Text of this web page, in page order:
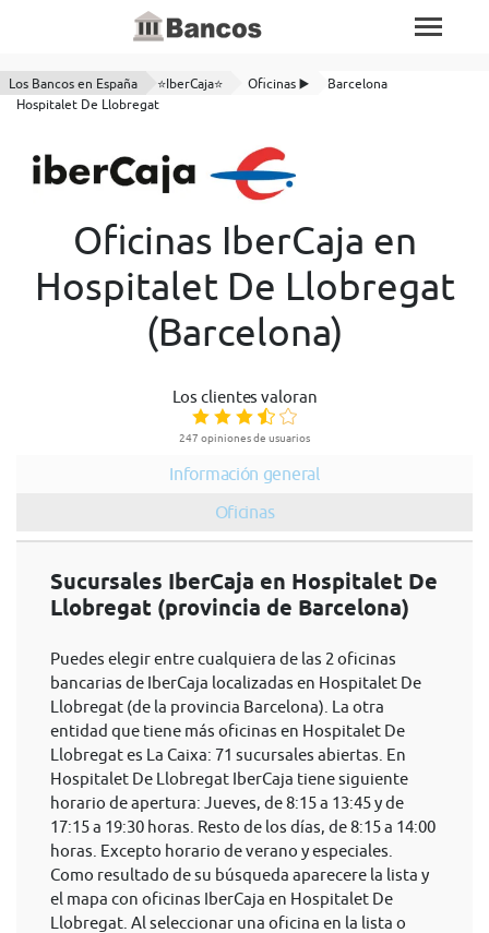
Los Bancos en España ⭐IberCaja⭐ Oficinas ▶️
Barcelona
Hospitalet De Llobregat
Oficinas IberCaja en
Hospitalet De Llobregat
(Barcelona)
Los clientes valoran
247 opiniones de usuarios
Información general
Oficinas
Sucursales IberCaja en Hospitalet De
Llobregat (provincia de Barcelona)
Puedes elegir entre cualquiera de las 2 oficinas
bancarias de IberCaja localizadas en Hospitalet De
Llobregat (de la provincia Barcelona). La otra
entidad que tiene más oficinas en Hospitalet De
Llobregat es La Caixa: 71 sucursales abiertas. En
Hospitalet De Llobregat IberCaja tiene siguiente
horario de apertura: Jueves, de 8:15 a 13:45 y de
17:15 a 19:30 horas. Resto de los días, de 8:15 a 14:00
horas. Excepto horario de verano y especiales.
Como resultado de su búsqueda aparecere la lista y
el mapa con oficinas IberCaja en Hospitalet De
Llobregat. Al seleccionar una oficina en la lista o